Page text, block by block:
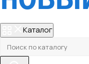
Каталог